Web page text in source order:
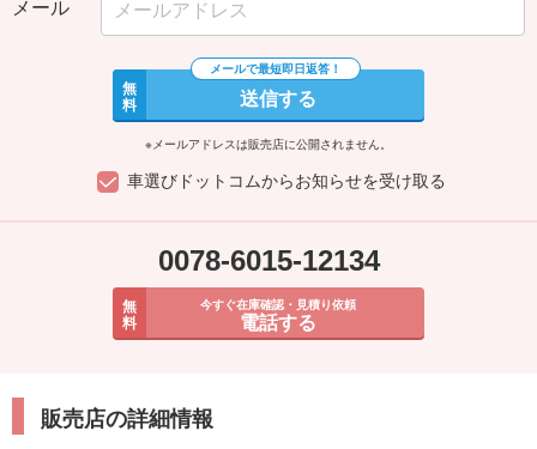
メール
無
料 送信する
※メールアドレスは販売店に公開されません。
車選びドットコムからお知らせを受け取る
0078-6015-12134
無
料
今すぐ在庫確認・見積り依頼
電話する
販売店の詳細情報